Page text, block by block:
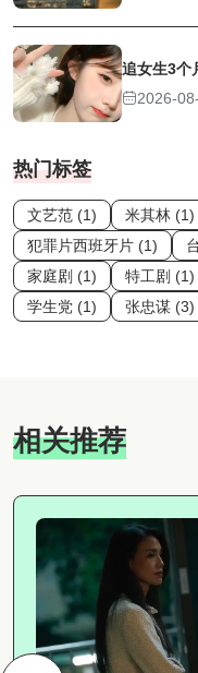
追女生3个
2026-
热门标签
文艺范 (1) 米其林 (1)
犯罪片西班牙片 (1)
家庭剧 (1)
特工剧 (1)
学生党 (1)
张忠谋 (3)
相关推荐